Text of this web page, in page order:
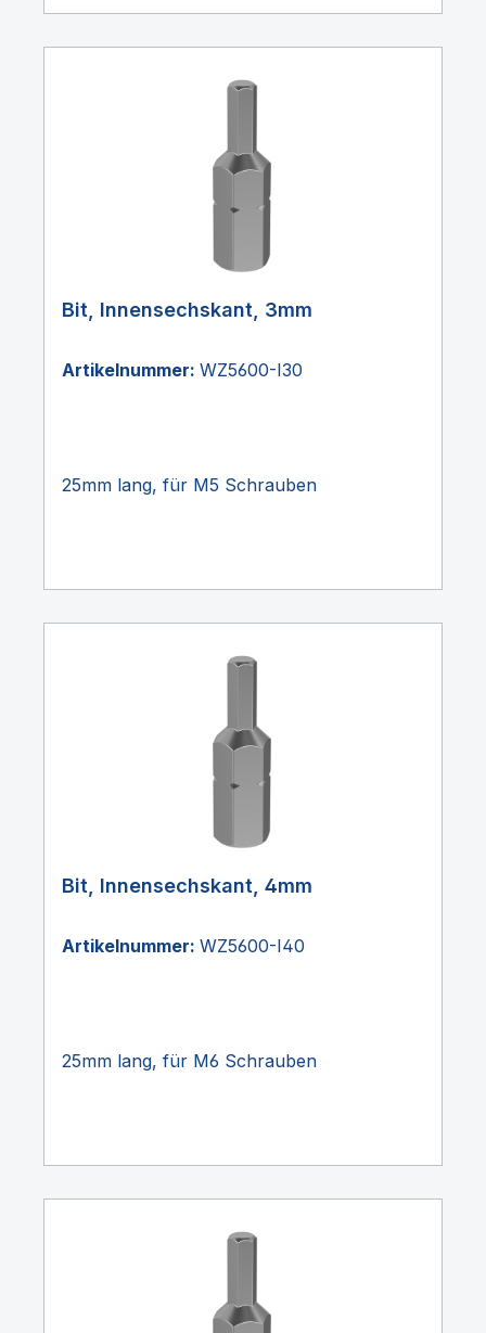
Bit, Innensechskant, 3mm
Artikelnummer: WZ5600-I30
25mm lang, für M5 Schrauben
Bit, Innensechskant, 4mm
Artikelnummer: WZ5600-I40
25mm lang, für M6 Schrauben